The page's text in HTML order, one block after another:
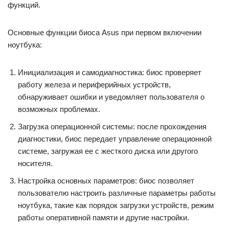
функций.
Основные функции биоса Asus при первом включении
ноутбука:
Инициализация и самодиагностика: биос проверяет
работу железа и периферийных устройств,
обнаруживает ошибки и уведомляет пользователя о
возможных проблемах.
Загрузка операционной системы: после прохождения
диагностики, биос передает управление операционной
системе, загружая ее с жесткого диска или другого
носителя.
Настройка основных параметров: биос позволяет
пользователю настроить различные параметры работы
ноутбука, такие как порядок загрузки устройств, режим
работы оперативной памяти и другие настройки.